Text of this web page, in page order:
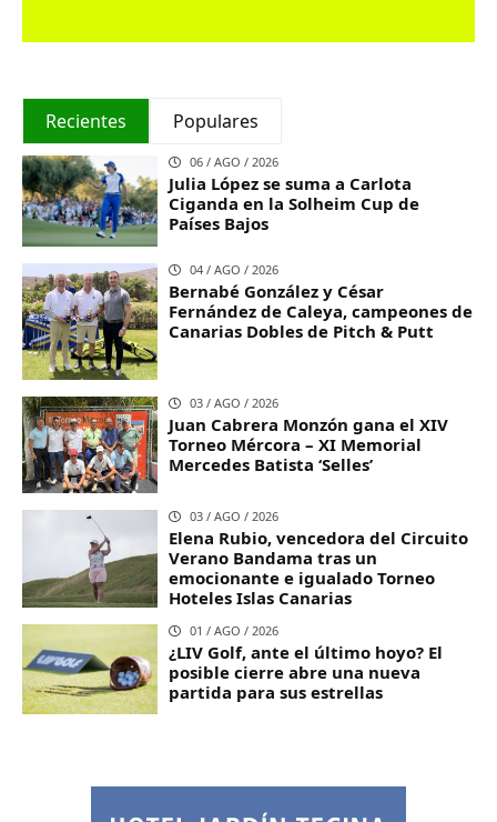
Recientes Populares
06 / AGO / 2026
Julia López se suma a Carlota
Ciganda en la Solheim Cup de
Países Bajos
04 / AGO / 2026
Bernabé González y César
Fernández de Caleya, campeones de
Canarias Dobles de Pitch & Putt
03 / AGO / 2026
Juan Cabrera Monzón gana el XIV
Torneo Mércora – XI Memorial
Mercedes Batista ‘Selles’
03 / AGO / 2026
Elena Rubio, vencedora del Circuito
Verano Bandama tras un
emocionante e igualado Torneo
Hoteles Islas Canarias
01 / AGO / 2026
¿LIV Golf, ante el último hoyo? El
posible cierre abre una nueva
partida para sus estrellas